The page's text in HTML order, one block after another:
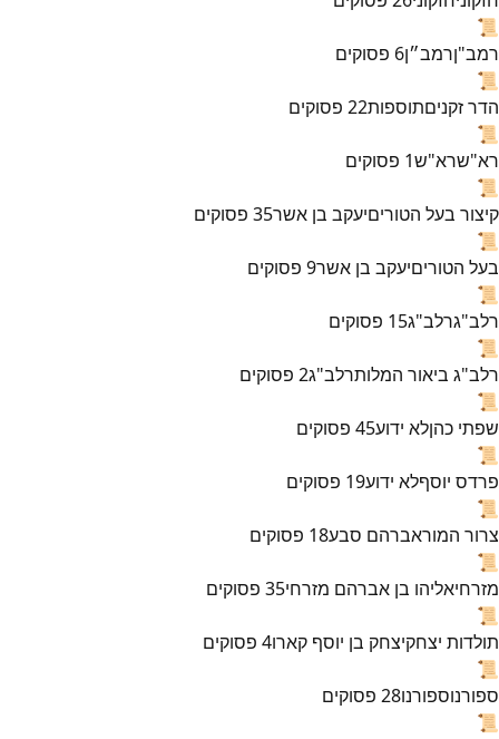
📜
רמב"ןרמב״ן6 פסוקים
📜
הדר זקניםתוספות22 פסוקים
📜
רא"שרא"ש1 פסוקים
📜
קיצור בעל הטוריםיעקב בן אשר35 פסוקים
📜
בעל הטוריםיעקב בן אשר9 פסוקים
📜
רלב"גרלב"ג15 פסוקים
📜
רלב"ג ביאור המלותרלב"ג2 פסוקים
📜
שפתי כהןלא ידוע45 פסוקים
📜
פרדס יוסףלא ידוע19 פסוקים
📜
צרור המוראברהם סבע18 פסוקים
📜
מזרחיאליהו בן אברהם מזרחי35 פסוקים
📜
תולדות יצחקיצחק בן יוסף קארו4 פסוקים
📜
ספורנוספורנו28 פסוקים
📜